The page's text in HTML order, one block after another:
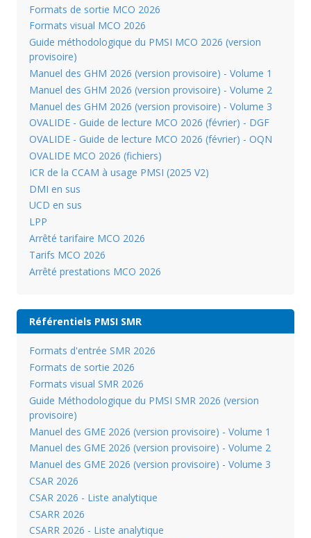
Formats de sortie MCO 2026
Formats visual MCO 2026
Guide méthodologique du PMSI MCO 2026 (version
provisoire)
Manuel des GHM 2026 (version provisoire) - Volume 1
Manuel des GHM 2026 (version provisoire) - Volume 2
Manuel des GHM 2026 (version provisoire) - Volume 3
OVALIDE - Guide de lecture MCO 2026 (février) - DGF
OVALIDE - Guide de lecture MCO 2026 (février) - OQN
OVALIDE MCO 2026 (fichiers)
ICR de la CCAM à usage PMSI (2025 V2)
DMI en sus
UCD en sus
LPP
Arrêté tarifaire MCO 2026
Tarifs MCO 2026
Arrêté prestations MCO 2026
Référentiels PMSI SMR
Formats d'entrée SMR 2026
Formats de sortie 2026
Formats visual SMR 2026
Guide Méthodologique du PMSI SMR 2026 (version
provisoire)
Manuel des GME 2026 (version provisoire) - Volume 1
Manuel des GME 2026 (version provisoire) - Volume 2
Manuel des GME 2026 (version provisoire) - Volume 3
CSAR 2026
CSAR 2026 - Liste analytique
CSARR 2026
CSARR 2026 - Liste analytique